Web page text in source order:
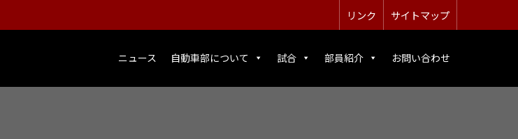
リンク サイトマップ
ニュース 自動車部について 試合 部員紹介 お問い合わせ